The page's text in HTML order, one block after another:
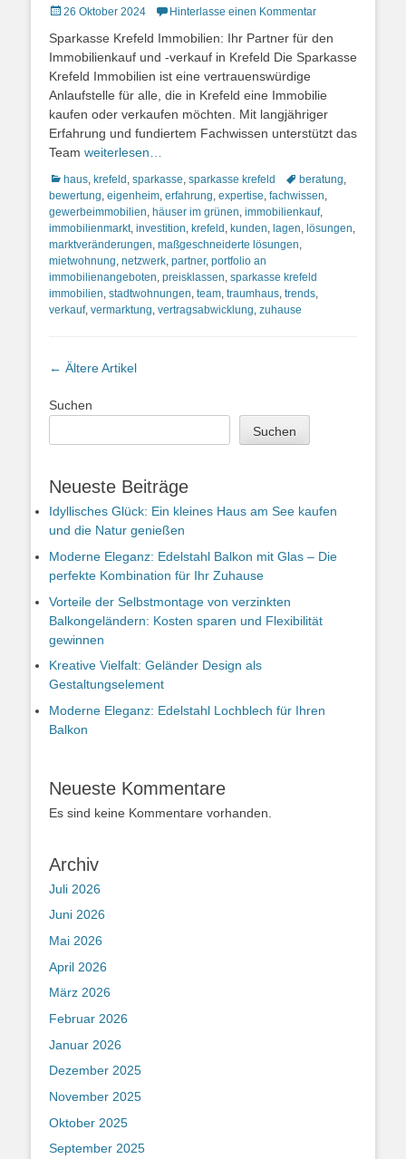
Posted
26 Oktober 2024 Hinterlasse einen Kommentar
Sparkasse Krefeld Immobilien: Ihr Partner für den
Immobilienkauf und -verkauf in Krefeld Die Sparkasse
Krefeld Immobilien ist eine vertrauenswürdige
Anlaufstelle für alle, die in Krefeld eine Immobilie
kaufen oder verkaufen möchten. Mit langjähriger
Erfahrung und fundiertem Fachwissen unterstützt das
Team weiterlesen…
Kategorien
haus, krefeld , sparkasse, sparkasse krefeld Schlagworte
beratung,
bewertung, eigenheim, erfahrung, expertise, fachwissen,
gewerbeimmobilien, häuser im grünen, immobilienkauf,
immobilienmarkt, investition, krefeld , kunden, lagen, lösungen,
marktveränderungen, maßgeschneiderte lösungen,
mietwohnung, netzwerk, partner, portfolio an
immobilienangeboten, preisklassen, sparkasse krefeld
immobilien, stadtwohnungen, team, traumhaus, trends,
verkauf, vermarktung, vertragsabwicklung, zuhause
Artikel-
← Ältere Artikel
Suchen
Suchen
Neueste Beiträge
Idyllisches Glück: Ein kleines Haus am See kaufen
und die Natur genießen
Moderne Eleganz: Edelstahl Balkon mit Glas – Die
perfekte Kombination für Ihr Zuhause
Vorteile der Selbstmontage von verzinkten
Balkongeländern: Kosten sparen und Flexibilität
gewinnen
Kreative Vielfalt: Geländer Design als
Gestaltungselement
Moderne Eleganz: Edelstahl Lochblech für Ihren
Balkon
Neueste Kommentare
Es sind keine Kommentare vorhanden.
Archiv
Juli 2026
Juni 2026
Mai 2026
April 2026
März 2026
Februar 2026
Januar 2026
Dezember 2025
November 2025
Oktober 2025
September 2025